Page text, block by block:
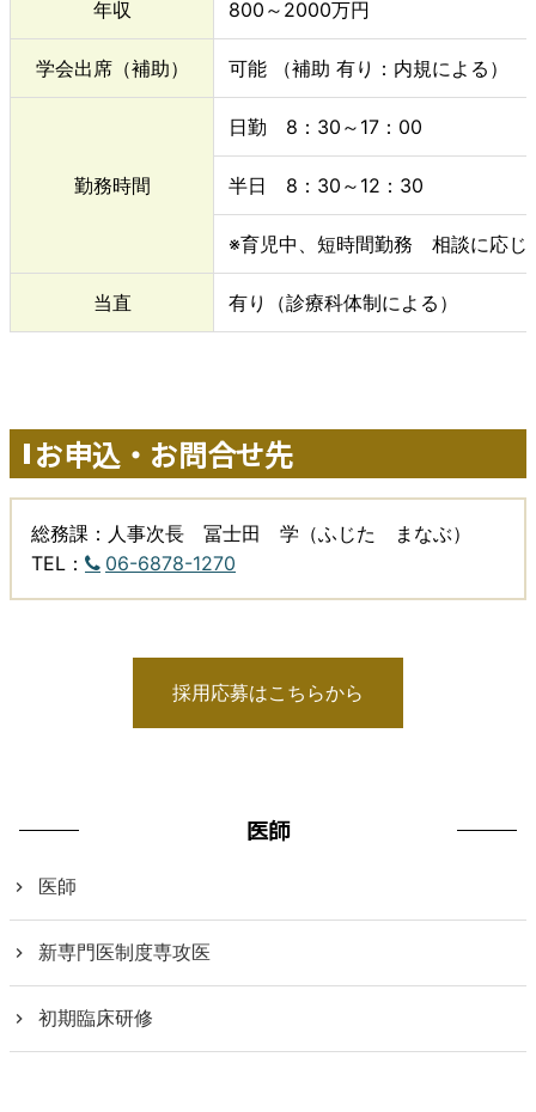
年収 800～2000万円
学会出席（補助） 可能 （補助 有り：内規による）
勤務時間
日勤 8：30～17：00
半日 8：30～12：30
※育児中、短時間勤務 相談に応じ
当直 有り（診療科体制による）
お申込・お問合せ先
総務課：人事次長 冨士田 学（ふじた まなぶ）
TEL：
06-6878-1270
採用応募はこちらから
医師
医師
新専門医制度専攻医
初期臨床研修